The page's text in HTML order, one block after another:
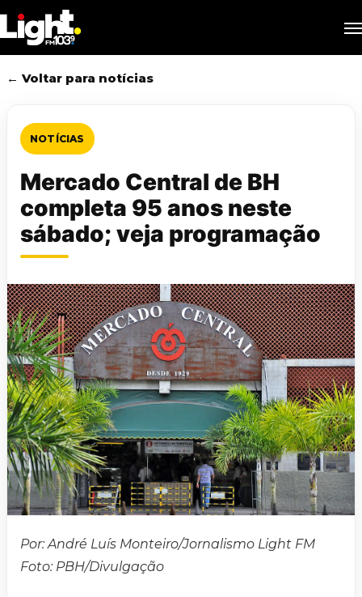
to
main
content
← Voltar para notícias
NOTÍCIAS
Mercado Central de BH
completa 95 anos neste
sábado; veja programação
Por: André Luís Monteiro/Jornalismo Light FM
Foto: PBH/Divulgação